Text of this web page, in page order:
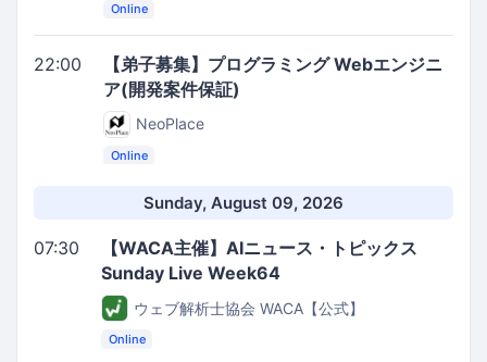
Online
22:00
【弟子募集】プログラミング Webエンジニ
ア(開発案件保証)
NeoPlace
Online
Sunday, August 09, 2026
07:30
【WACA主催】AIニュース・トピックス
Sunday Live Week64
ウェブ解析士協会 WACA【公式】
Online